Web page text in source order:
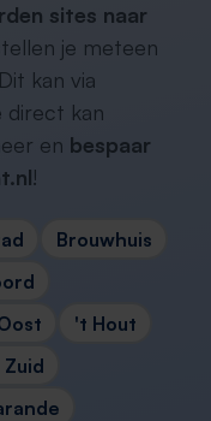
sites naar
je meteen
kan via
direct kan
en bespaar
!
Brouwhuis
't Hout